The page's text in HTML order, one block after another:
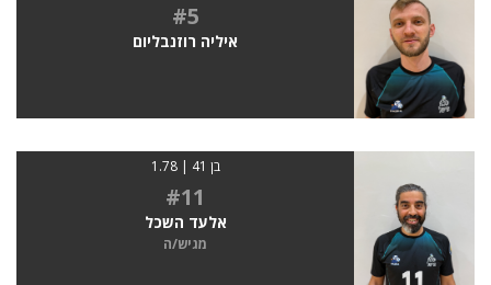
#5
איליה רוזנבליום
בן 41 | 1.78
#11
אלעד השכל
מגיש/ה